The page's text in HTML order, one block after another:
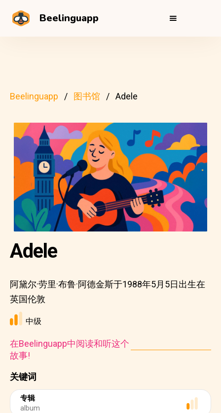
Beelinguapp
Beelinguapp 图书馆 Adele
关键词
专辑
album
Adele
阿黛尔·劳里·布鲁·阿德金斯于1988年5月5日出生在
英国伦敦
中级
在Beelinguapp中阅读和听这个
故事!